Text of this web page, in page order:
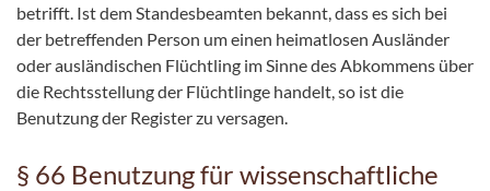
betrifft. Ist dem Standesbeamten bekannt, dass es sich bei
der betreffenden Person um einen heimatlosen Ausländer
oder ausländischen Flüchtling im Sinne des Abkommens über
die Rechtsstellung der Flüchtlinge handelt, so ist die
Benutzung der Register zu versagen.
§ 66 Benutzung für wissenschaftliche